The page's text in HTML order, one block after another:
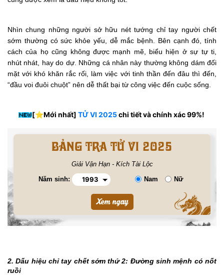
Nhìn chung những người sở hữu nét tướng chỉ tay người chết
sớm thường có sức khỏe yếu, dễ mắc bệnh. Bên cạnh đó, tính
cách của họ cũng không được mạnh mẽ, biểu hiện ở sự tự ti,
nhút nhát, hay do dự. Những cá nhân này thường không dám đối
mặt với khó khăn rắc rối, làm việc với tinh thần đến đâu thì đến,
“đầu voi đuôi chuột” nên dễ thất bại từ công việc đến cuộc sống.
[⭐️Mới nhất] TỬ VI 2025chi tiết và chính xác 99%!
BẢNG TRA TỬ VI 2025
Giải Vận Hạn - Kích Tài Lộc
Năm sinh: Nam Nữ
2. Dấu hiệu chỉ tay chết sớm thứ 2: Đường sinh mệnh có nốt
ruồi